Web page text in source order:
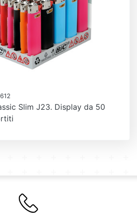
Slim J23. Display da 50